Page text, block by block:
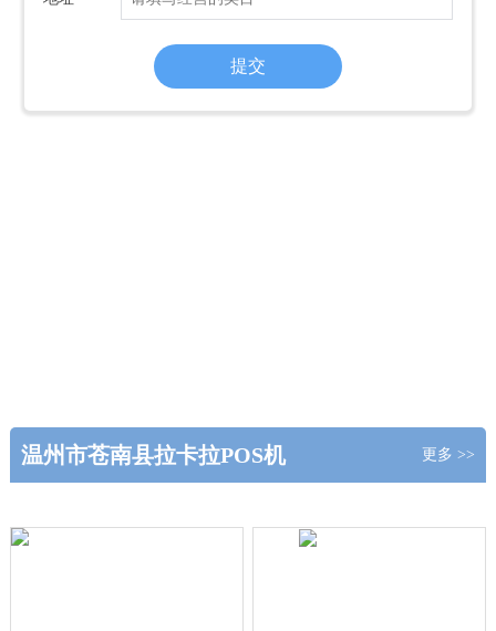
温州市苍南县拉卡拉POS机 更多 >>